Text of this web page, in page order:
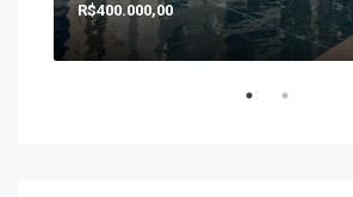
R$400.000,00